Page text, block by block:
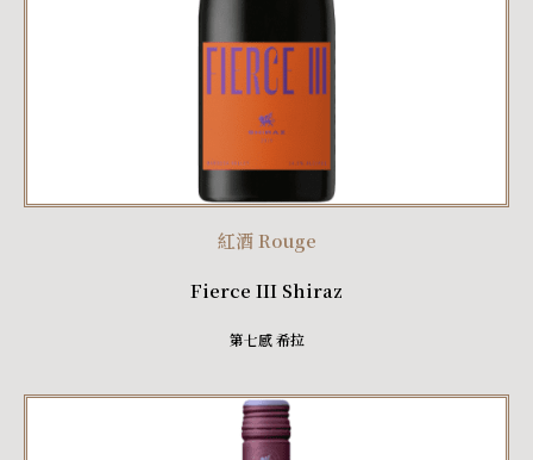
紅酒 Rouge
Fierce III Shiraz
第七感 希拉